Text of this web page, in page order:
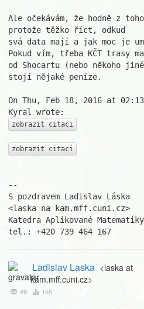
Ale očekávám, že hodně z
protože těžko říct, odkud
svá data mají a jak moc je
Pokud vím, třeba KČT trasy
od Shocartu (nebo někoho
stojí nějaké peníze.
On Thu, Feb 18, 2016 at
zobrazit citaci
zobrazit citaci
--
S pozdravem Ladislav Láska
<laska na kam.mff.cuni.cz>
Katedra Aplikované
tel.: +420 739 464 167
Ladislav Laska <laska at
kam.mff.cuni.cz>
49 155